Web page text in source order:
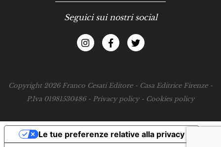
Seguici sui nostri social
Copyright 2026 Franco Cesati Editore - Casa Editrice Firenze -
P.Iva 01981530486 - Privacy policy- Cookies policy
Le tue preferenze relative alla privacy